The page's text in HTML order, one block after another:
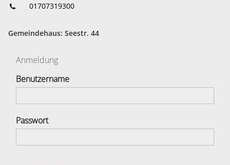
01707319300
Gemeindehaus: Seestr. 44
Anmeldung
Benutzername
Passwort